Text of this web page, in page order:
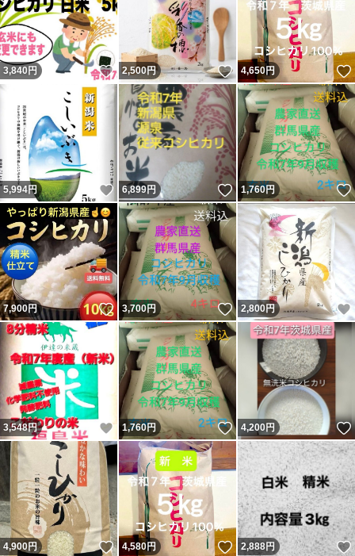
3,840 円 いいね！
2,500円 いいね！
4,650円
5,994円 いいね！
6,899円 いいね！
1,760円
7,900円 いいね！
3,700円 いいね！
2,800円
3,548円 いいね！
1,760円 いいね！
4,200円
4,900円 いいね！
4,580円 いいね！
2,888円